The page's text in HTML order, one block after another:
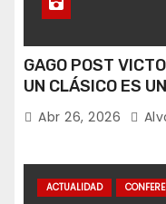
GAGO POST
UN CLÁSICO ES
Abr 26, 2026
ACTUALIDAD